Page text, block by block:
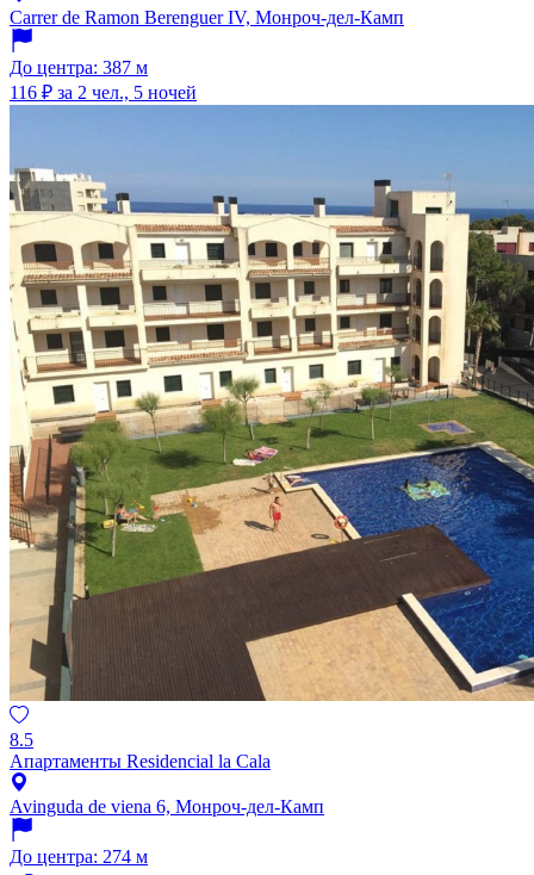
Carrer de Ramon Berenguer IV, Монроч-дел-Камп
До центра: 387 м
116 ₽ за 2 чел., 5 ночей
8.5
Апартаменты Residencial la Cala
Avinguda de viena 6, Монроч-дел-Камп
До центра: 274 м